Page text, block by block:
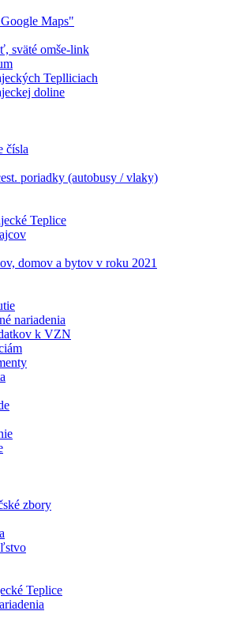
Maps"
sväté omše-link
Teplliciach
doline
čísla
poriadky (autobusy / vlaky)
Teplice
domov a bytov v roku 2021
nariadenia
k VZN
zbory
Teplice